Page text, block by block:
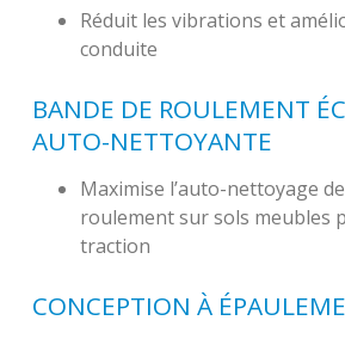
Réduit les vibrations et
conduite
BANDE DE ROULEMENT
AUTO-NETTOYANTE
Maximise l’auto-nettoyage
roulement sur sols meubles
traction
CONCEPTION À